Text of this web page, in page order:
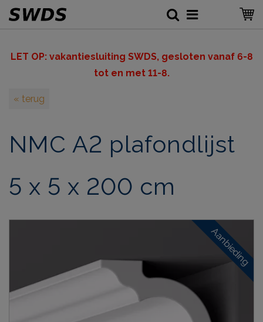
LET OP: vakantiesluiting SWDS, gesloten vanaf 6-8
tot en met 11-8.
« terug
NMC A2 plafondlijst
5 x 5 x 200 cm
Aanbieding